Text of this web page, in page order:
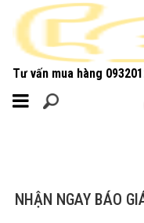
Tư vấn mua hàng
MENU
NHẬN NGAY BÁO